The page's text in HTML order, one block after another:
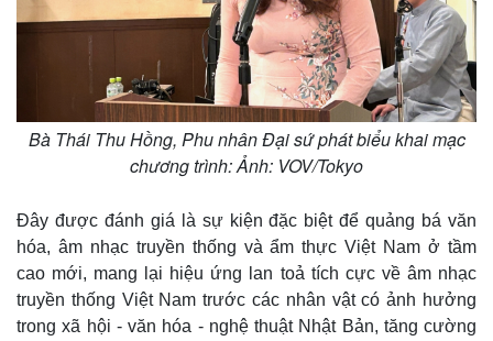
Bà Thái Thu Hồng, Phu nhân Đại sứ phát biểu khai mạc
chương trình: Ảnh: VOV/Tokyo
Đây được đánh giá là sự kiện đặc biệt để quảng bá văn
hóa, âm nhạc truyền thống và ẩm thực Việt Nam ở tầm
cao mới, mang lại hiệu ứng lan toả tích cực về âm nhạc
truyền thống Việt Nam trước các nhân vật có ảnh hưởng
trong xã hội - văn hóa - nghệ thuật Nhật Bản, tăng cường